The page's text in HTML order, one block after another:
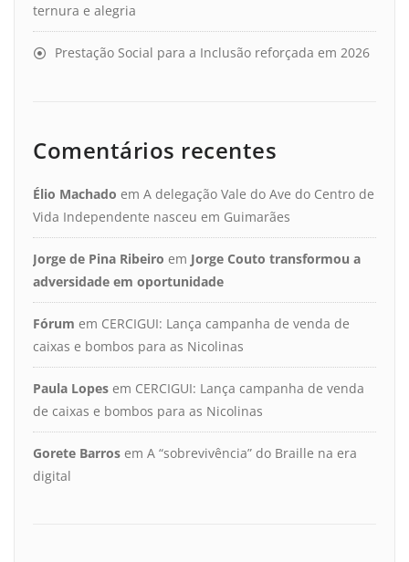
ternura e alegria
Prestação Social para a Inclusão reforçada em 2026
Comentários recentes
Élio Machado em A delegação Vale do Ave do Centro de
Vida Independente nasceu em Guimarães
Jorge de Pina Ribeiro em Jorge Couto transformou a
adversidade em oportunidade
Fórum em CERCIGUI: Lança campanha de venda de
caixas e bombos para as Nicolinas
Paula Lopes em CERCIGUI: Lança campanha de venda
de caixas e bombos para as Nicolinas
Gorete Barros em A “sobrevivência” do Braille na era
digital